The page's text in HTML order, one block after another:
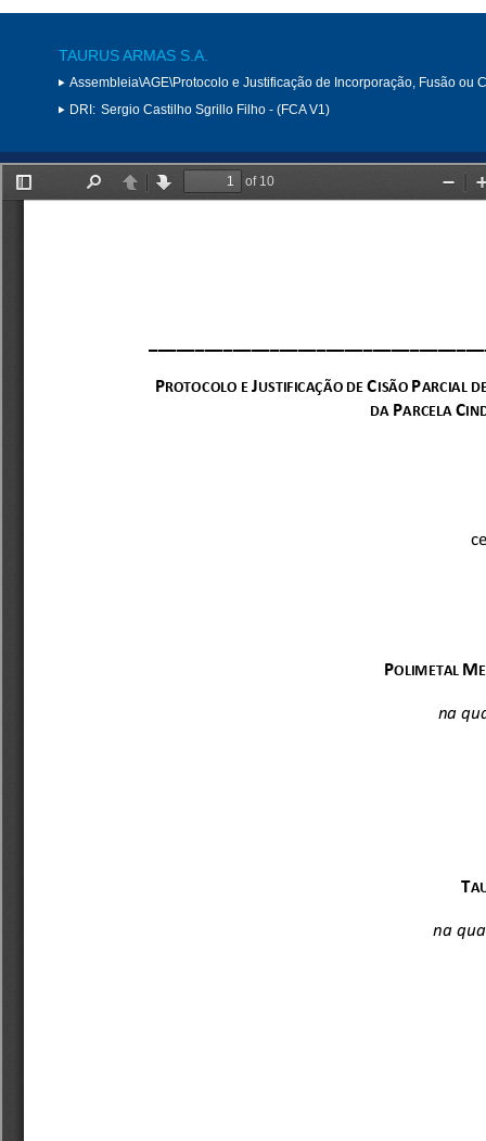
TAURUS ARMAS S.A.
Assembleia\AGE\Protocolo e Justificação de Incorporação, Fusão ou
DRI: Sergio Castilho Sgrillo Filho - (FCA V1)